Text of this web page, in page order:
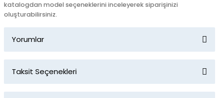
katalogdan model seçeneklerini inceleyerek siparişinizi
oluşturabilirsiniz.
Yorumlar
Taksit Seçenekleri